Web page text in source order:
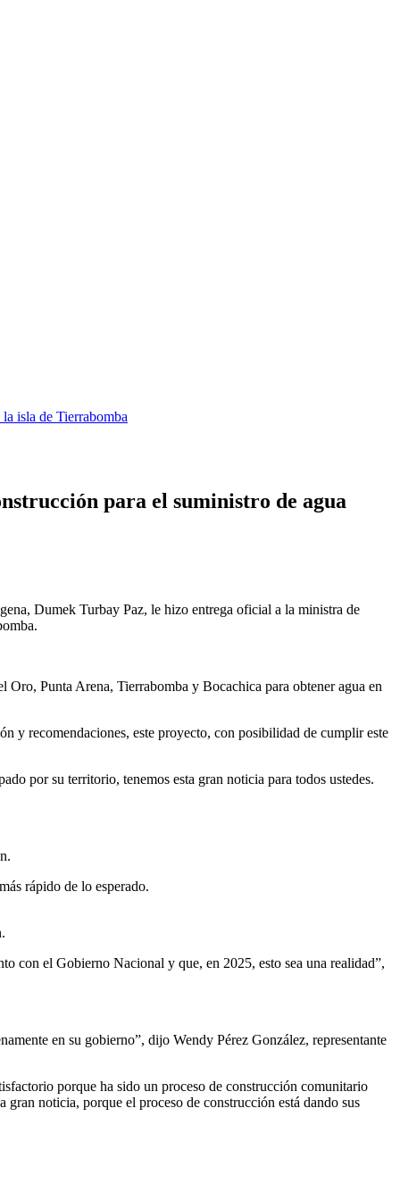
isla de Tierrabomba
para el suministro de agua
Dumek Turbay Paz, le hizo entrega oficial a la ministra de
Punta Arena, Tierrabomba y Bocachica para obtener agua en
y recomendaciones, este proyecto, con posibilidad de cumplir este
por su territorio, tenemos esta gran noticia para todos ustedes.
rápido de lo esperado.
con el Gobierno Nacional y que, en 2025, esto sea una realidad”,
en su gobierno”, dijo Wendy Pérez González, representante
porque ha sido un proceso de construcción comunitario
noticia, porque el proceso de construcción está dando sus